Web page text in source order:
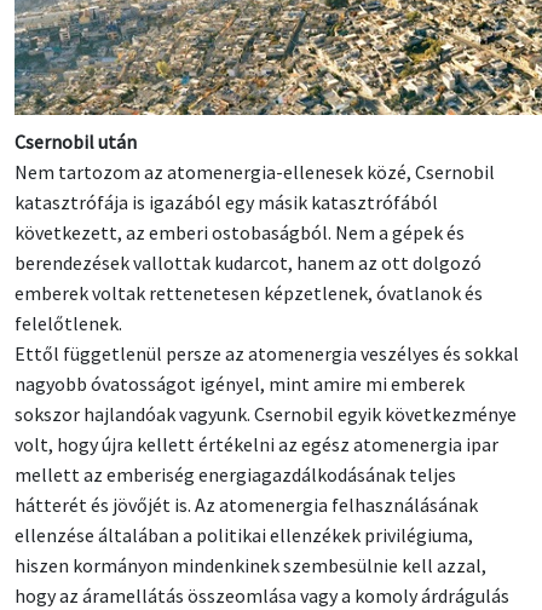
Csernobil után
Nem tartozom az atomenergia-ellenesek közé, Csernobil
katasztrófája is igazából egy másik katasztrófából
következett, az emberi ostobaságból. Nem a gépek és
berendezések vallottak kudarcot, hanem az ott dolgozó
emberek voltak rettenetesen képzetlenek, óvatlanok és
felelőtlenek.
Ettől függetlenül persze az atomenergia veszélyes és sokkal
nagyobb óvatosságot igényel, mint amire mi emberek
sokszor hajlandóak vagyunk. Csernobil egyik következménye
volt, hogy újra kellett értékelni az egész atomenergia ipar
mellett az emberiség energiagazdálkodásának teljes
hátterét és jövőjét is. Az atomenergia felhasználásának
ellenzése általában a politikai ellenzékek privilégiuma,
hiszen kormányon mindenkinek szembesülnie kell azzal,
hogy az áramellátás összeomlása vagy a komoly árdrágulás